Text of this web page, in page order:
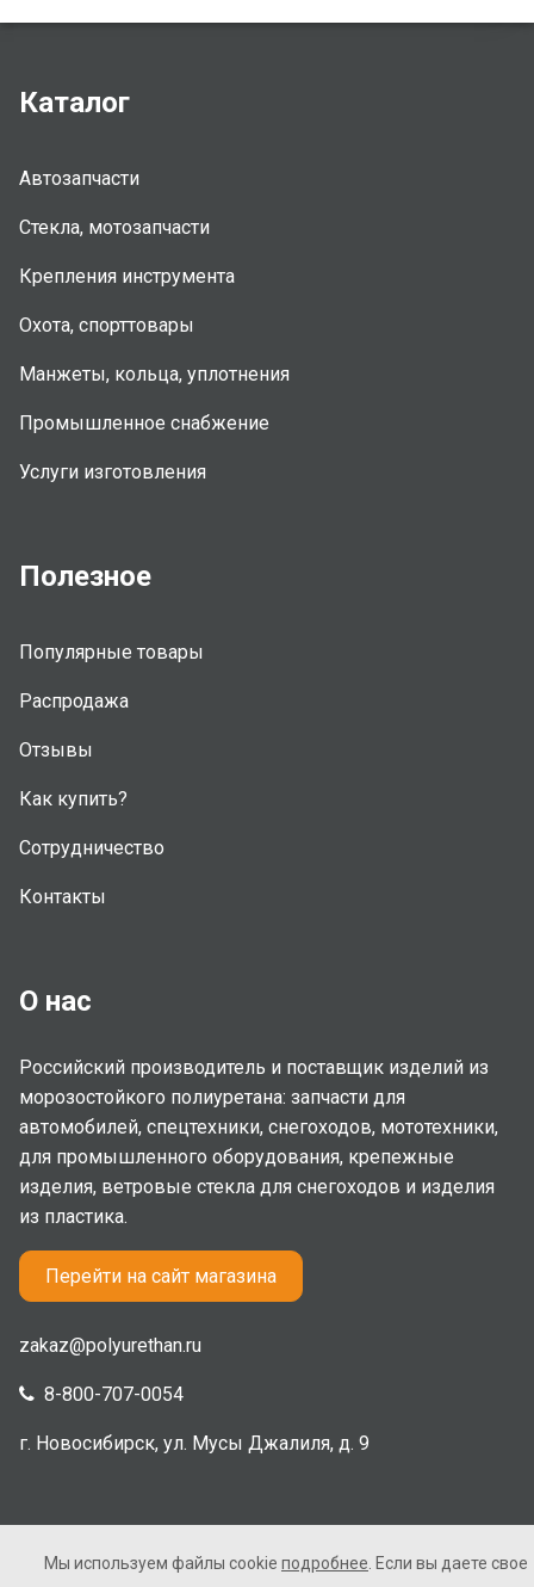
Каталог
Автозапчасти
Стекла, мотозапчасти
Крепления инструмента
Охота, спорттовары
Манжеты, кольца, уплотнения
Промышленное снабжение
Услуги изготовления
Полезное
Популярные товары
Распродажа
Отзывы
Как купить?
Сотрудничество
Контакты
О нас
Российский производитель и поставщик изделий из
морозостойкого полиуретана: запчасти для
автомобилей, спецтехники, снегоходов, мототехники,
для промышленного оборудования, крепежные
изделия, ветровые стекла для снегоходов и изделия
из пластика.
Перейти на сайт магазина
zakaz@polyurethan.ru
8-800-707-0054
г. Новосибирск, ул. Мусы Джалиля, д. 9
2005-2026 © Полиуретан. Все права защищены. Не
Мы используем файлы cookie подробнее . Если вы даете свое